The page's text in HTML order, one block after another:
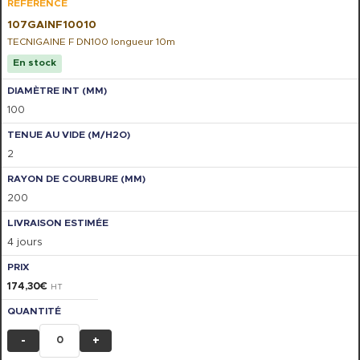
107GAINF10010
TECNIGAINE F DN100 longueur 10m
En stock
100
2
200
4 jours
174,30€ HT
- +